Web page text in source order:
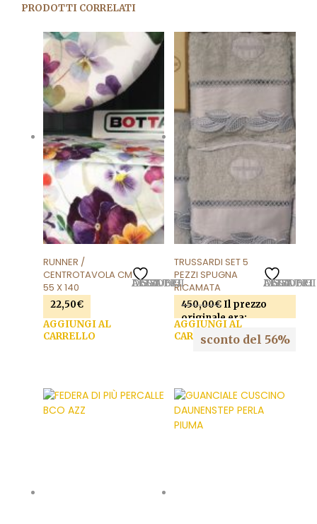
PRODOTTI CORRELATI
AGGIUNGI ALLA LISTA DEI DESIDERI
RUNNER /
CENTROTAVOLA CM
55 X 140
22,50€
AGGIUNGI AL
CARRELLO
AGGIUNGI ALLA LISTA DEI DESIDERI
TRUSSARDI SET 5
PEZZI SPUGNA
RICAMATA
450,00€ Il prezzo
originale era:
450,00€. 199,00
prezzo attuale è:
AGGIUNGI AL
CARRELLOsconto del 56%